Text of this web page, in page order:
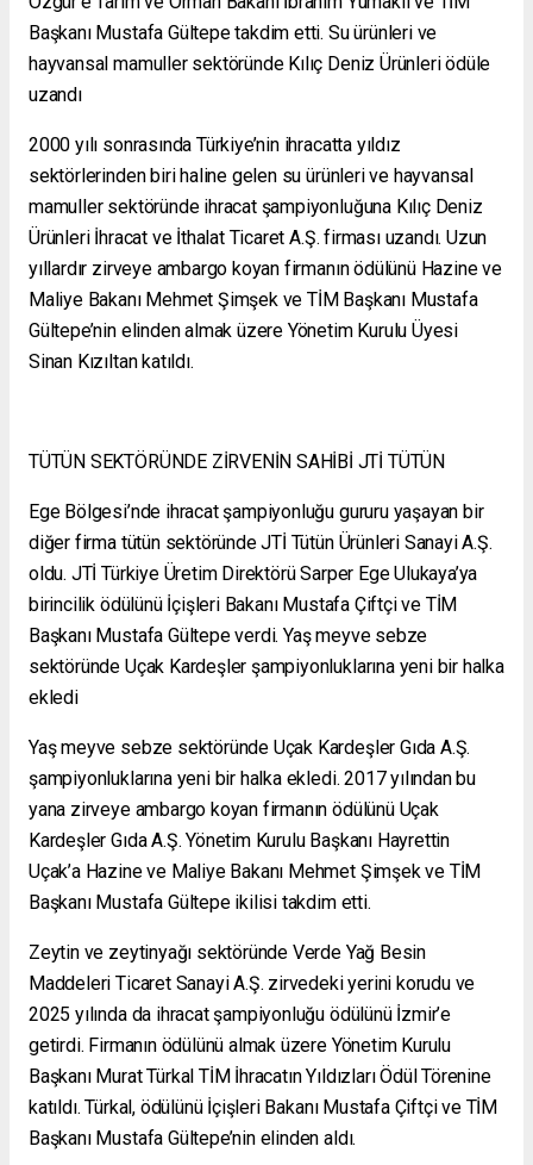
Başkanı Mustafa Gültepe takdim etti. Su ürünleri ve
hayvansal mamuller sektöründe Kılıç Deniz Ürünleri ödüle
uzandı
2000 yılı sonrasında Türkiye’nin ihracatta yıldız
sektörlerinden biri haline gelen su ürünleri ve hayvansal
mamuller sektöründe ihracat şampiyonluğuna Kılıç Deniz
Ürünleri İhracat ve İthalat Ticaret A.Ş. firması uzandı. Uzun
yıllardır zirveye ambargo koyan firmanın ödülünü Hazine ve
Maliye Bakanı Mehmet Şimşek ve TİM Başkanı Mustafa
Gültepe’nin elinden almak üzere Yönetim Kurulu Üyesi
Sinan Kızıltan katıldı.
TÜTÜN SEKTÖRÜNDE ZİRVENİN SAHİBİ JTİ TÜTÜN
Ege Bölgesi’nde ihracat şampiyonluğu gururu yaşayan bir
diğer firma tütün sektöründe JTİ Tütün Ürünleri Sanayi A.Ş.
oldu. JTİ Türkiye Üretim Direktörü Sarper Ege Ulukaya’ya
birincilik ödülünü İçişleri Bakanı Mustafa Çiftçi ve TİM
Başkanı Mustafa Gültepe verdi. Yaş meyve sebze
sektöründe Uçak Kardeşler şampiyonluklarına yeni bir halka
ekledi
Yaş meyve sebze sektöründe Uçak Kardeşler Gıda A.Ş.
şampiyonluklarına yeni bir halka ekledi. 2017 yılından bu
yana zirveye ambargo koyan firmanın ödülünü Uçak
Kardeşler Gıda A.Ş. Yönetim Kurulu Başkanı Hayrettin
Uçak’a Hazine ve Maliye Bakanı Mehmet Şimşek ve TİM
Başkanı Mustafa Gültepe ikilisi takdim etti.
Zeytin ve zeytinyağı sektöründe Verde Yağ Besin
Maddeleri Ticaret Sanayi A.Ş. zirvedeki yerini korudu ve
2025 yılında da ihracat şampiyonluğu ödülünü İzmir’e
getirdi. Firmanın ödülünü almak üzere Yönetim Kurulu
Başkanı Murat Türkal TİM İhracatın Yıldızları Ödül Törenine
katıldı. Türkal, ödülünü İçişleri Bakanı Mustafa Çiftçi ve TİM
Başkanı Mustafa Gültepe’nin elinden aldı.